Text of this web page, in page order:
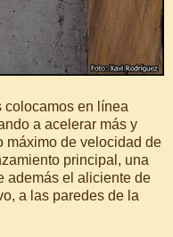
colocamos en línea
a acelerar más y
máximo de velocidad de
principal, una
además el aliciente de
a las paredes de la